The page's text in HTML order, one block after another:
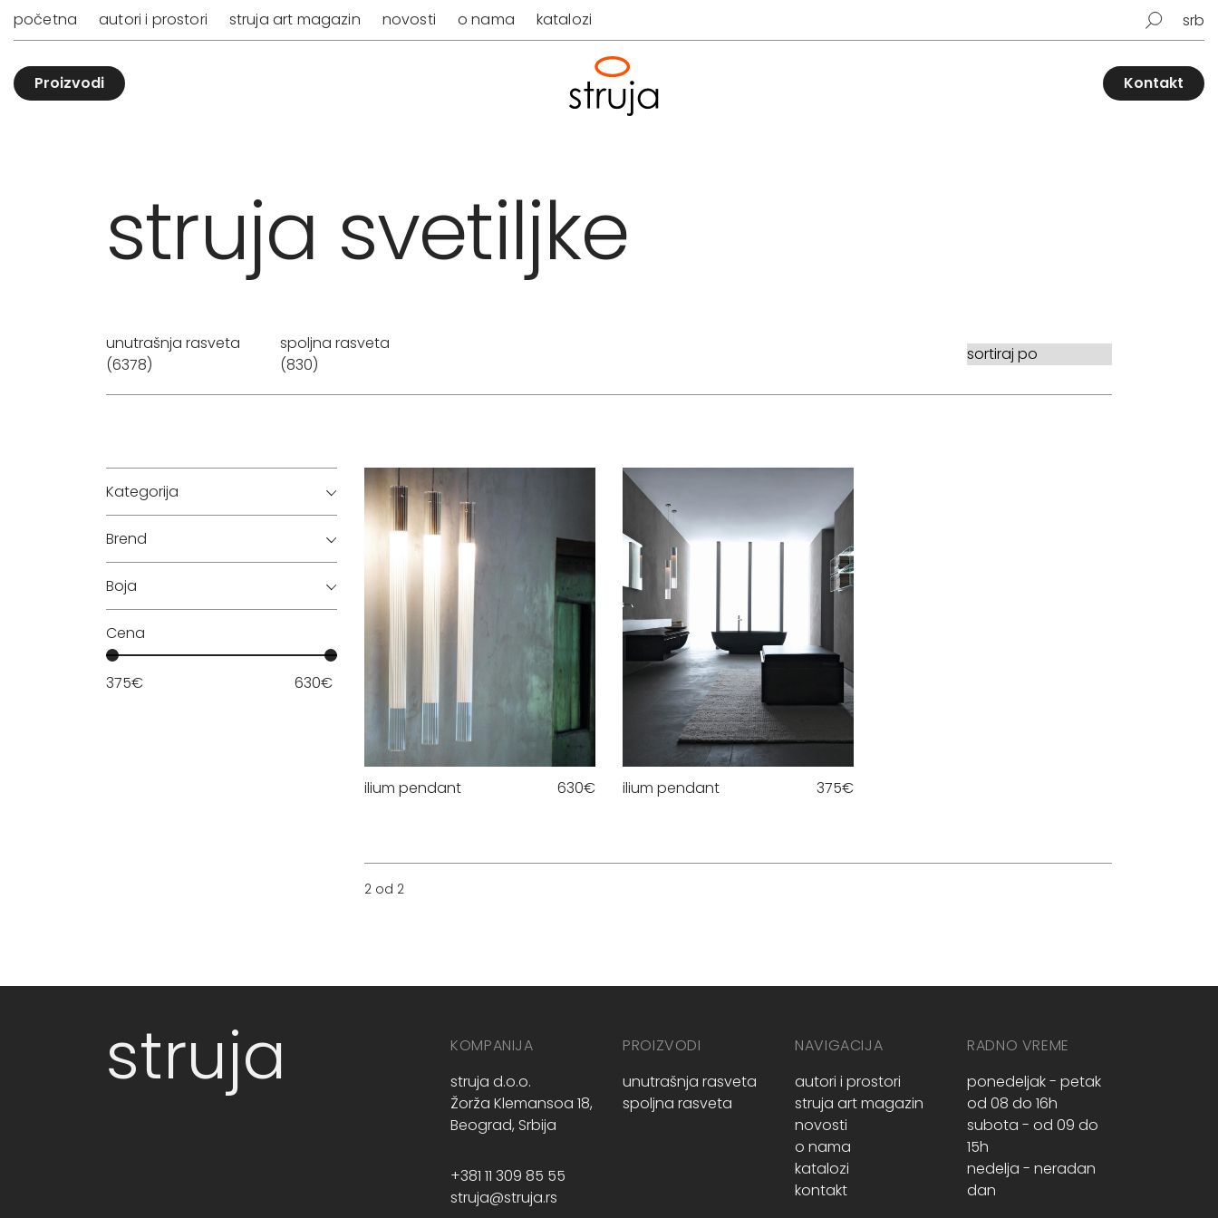
početna autori i prostori struja art magazin novosti o nama katalozi srb
Proizvodi Kontakt
struja svetiljke
unutrašnja rasveta
(6378)
spoljna rasveta
(830)
Kategorija
Brend
Boja
Cena
375€ 630€
ilium pendant 630€ ilium pendant 375€
2 od 2
struja
KOMPANIJA
struja d.o.o.
Žorža Klemansoa 18,
Beograd, Srbija
+381 11 309 85 55
struja@struja.rs
PROIZVODI
unutrašnja rasveta
spoljna rasveta
NAVIGACIJA
autori i prostori
struja art magazin
novosti
o nama
katalozi
kontakt
RADNO VREME
ponedeljak - petak
od 08 do 16h
subota - od 09 do
15h
nedelja - neradan
dan